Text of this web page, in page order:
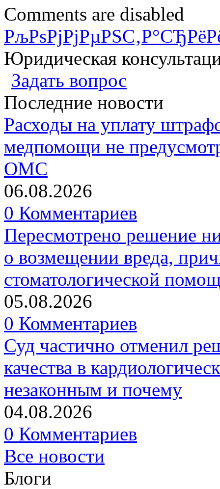
Comments are disabled
Юридическая
Задать вопрос
Последние новости
Расходы на уплату
медпомощи не
ОМС
06.08.2026
0 Комментариев
Пересмотрено решение
о возмещении вреда,
стоматологической
05.08.2026
0 Комментариев
Суд частично отменил
качества в
незаконным и почему
04.08.2026
0 Комментариев
Все новости
Блоги